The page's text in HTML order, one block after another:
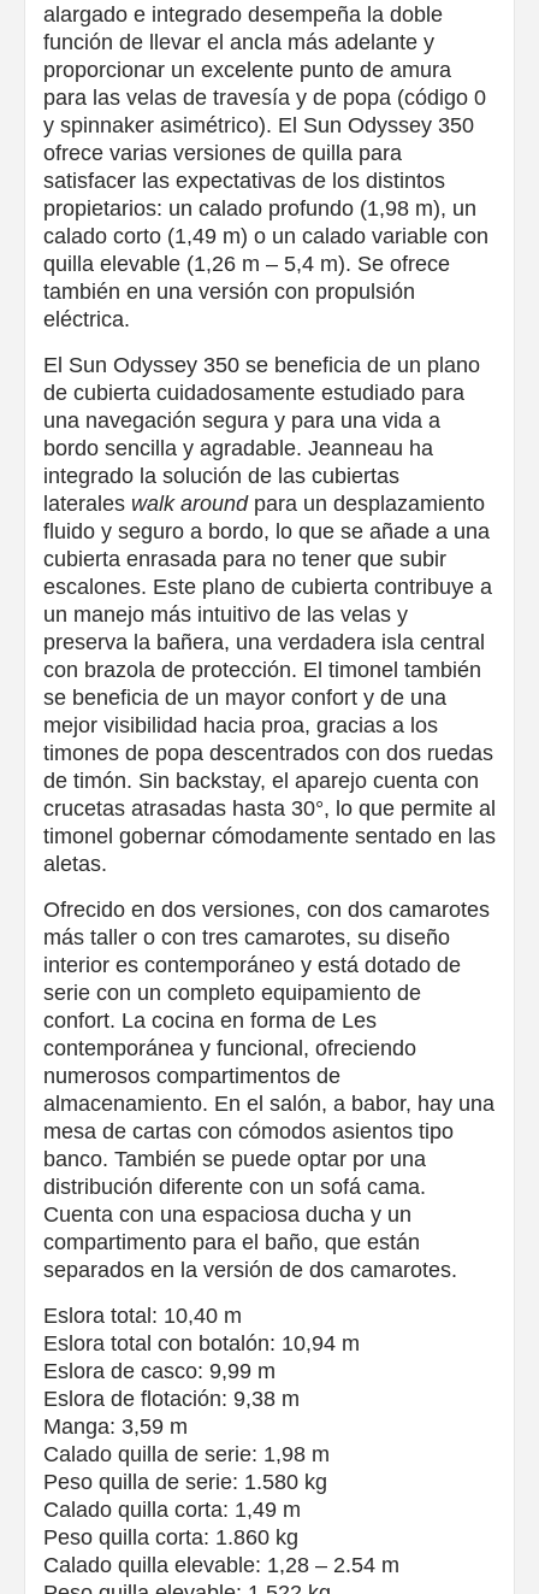
alargado e integrado desempeña la doble
función de llevar el ancla más adelante y
proporcionar un excelente punto de amura
para las velas de travesía y de popa (código 0
y spinnaker asimétrico). El Sun Odyssey 350
ofrece varias versiones de quilla para
satisfacer las expectativas de los distintos
propietarios: un calado profundo (1,98 m), un
calado corto (1,49 m) o un calado variable con
quilla elevable (1,26 m – 5,4 m). Se ofrece
también en una versión con propulsión
eléctrica.
El Sun Odyssey 350 se beneficia de un plano
de cubierta cuidadosamente estudiado para
una navegación segura y para una vida a
bordo sencilla y agradable. Jeanneau ha
integrado la solución de las cubiertas
laterales walk aroundpara un desplazamiento
fluido y seguro a bordo, lo que se añade a una
cubierta enrasada para no tener que subir
escalones. Este plano de cubierta contribuye a
un manejo más intuitivo de las velas y
preserva la bañera, una verdadera isla central
con brazola de protección. El timonel también
se beneficia de un mayor confort y de una
mejor visibilidad hacia proa, gracias a los
timones de popa descentrados con dos ruedas
de timón. Sin backstay, el aparejo cuenta con
crucetas atrasadas hasta 30°, lo que permite al
timonel gobernar cómodamente sentado en las
aletas.
Ofrecido en dos versiones, con dos camarotes
más taller o con tres camarotes, su diseño
interior es contemporáneo y está dotado de
serie con un completo equipamiento de
confort. La cocina en forma de Les
contemporánea y funcional, ofreciendo
numerosos compartimentos de
almacenamiento. En el salón, a babor, hay una
mesa de cartas con cómodos asientos tipo
banco. También se puede optar por una
distribución diferente con un sofá cama.
Cuenta con una espaciosa ducha y un
compartimento para el baño, que están
separados en la versión de dos camarotes.
Eslora total: 10,40 m
Eslora total con botalón: 10,94 m
Eslora de casco: 9,99 m
Eslora de flotación: 9,38 m
Manga: 3,59 m
Calado quilla de serie: 1,98 m
Peso quilla de serie: 1.580 kg
Calado quilla corta: 1,49 m
Peso quilla corta: 1.860 kg
Calado quilla elevable: 1,28 – 2.54 m